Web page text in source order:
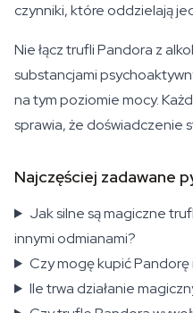
czynniki, które oddzielają
Nie łącz trufli Pandora z
substancjami
na tym poziomie mocy.
sprawia, że doświadczenie
Najczęściej zadawane
Jak silne są magiczne
innymi odmianami?
Czy mogę kupić Pandorę
Ile trwa działanie